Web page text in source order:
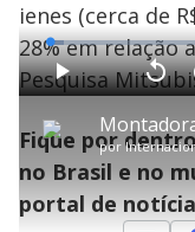
ienes (cerca de
28% em relação
Pesquisa
por
P V
t
a
r
0
e
g
u
L
o
a
d
e
3
.
6
7
%
Fique por
no Brasil e no
portal de